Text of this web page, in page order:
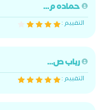
حماده م...
التقييم :
رباب ص...
التقييم :